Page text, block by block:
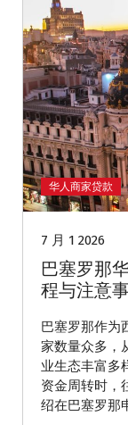
华人商家贷款
7 月 1 2026
巴塞罗那
程与注意
巴塞罗那作为
家数量众多，
业生态丰富多
资金周转时，
绍在巴塞罗那